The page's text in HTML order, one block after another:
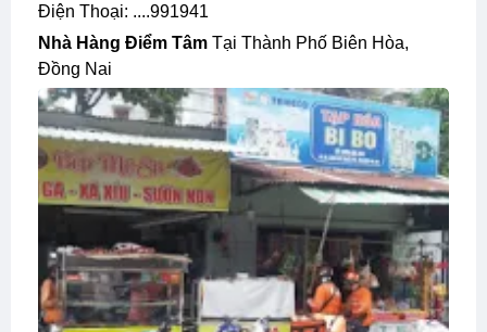
Điện Thoại: ....991941
Nhà Hàng Điểm Tâm Tại Thành Phố Biên Hòa,
Đồng Nai